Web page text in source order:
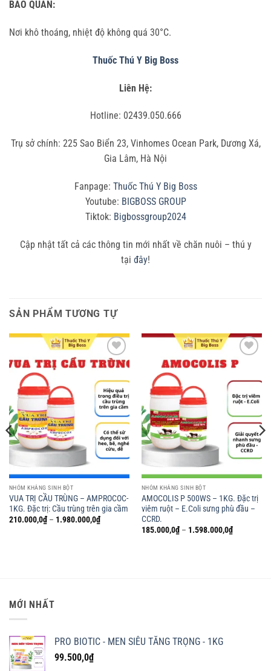
BẢO QUẢN:
Nơi khô thoáng, nhiệt độ không quá 30°C.
Thuốc Thú Y Big Boss
Liên Hệ:
Hotline: 02439.050.666
Trụ sở chính: 225 Sao Biển 23, Vinhomes Ocean Park, Dương Xá,
Gia Lâm, Hà Nội
Fanpage: Thuốc Thú Y Big Boss
Youtube: BIGBOSS GROUP
Tiktok: Bigbossgroup2024
Cập nhật tất cả các thông tin mới nhất về chăn nuôi – thú y
tại đây!
SẢN PHẨM TƯƠNG TỰ
Add to
NHÓM KHÁNG SINH BỘT
VUA TRỊ CẦU TRÙNG – AMPROCOC-
1KG. Đặc trị: Cầu trùng trên gia cầm
210.000,0₫ – 1.980.000,0₫Khoảng
giá:
Add to
NHÓM KHÁNG SINH BỘT
AMOCOLIS P 500WS – 1KG. Đặc trị
viêm ruột – E.Coli sưng phù đầu –
CCRD.
185.000,0₫ – 1.598.000,0₫Khoảng
giá:
MỚI NHẤT
PRO BIOTIC - MEN SIÊU TĂNG TRỌNG - 1KG
99.500,0₫